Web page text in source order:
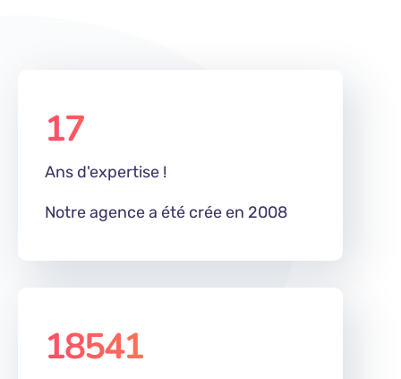
17
Ans d'expertise !
Notre agence a été crée en 2008
18541